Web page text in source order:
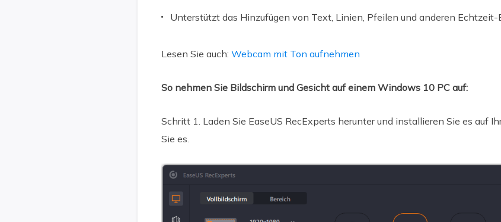
Unterstützt das Hinzufügen von Text, Linien, Pfeilen und anderen
Lesen Sie auch: Webcam mit Ton aufnehmen
So nehmen Sie Bildschirm und Gesicht auf einem Windows 10 PC auf:
Schritt 1. Laden Sie EaseUS RecExperts herunter und installieren Sie es auf
Sie es.